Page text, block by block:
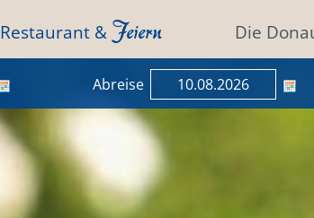
Restaurant & Feiern Die
Abreise